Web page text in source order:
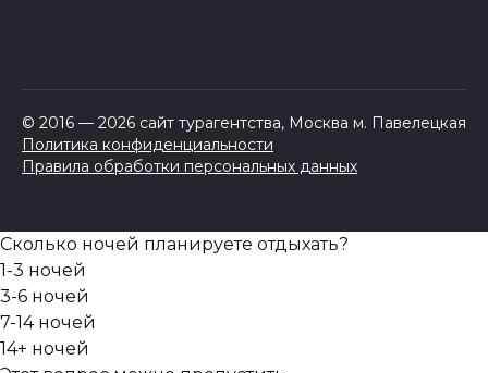
© 2016 — 2026 сайт турагентства, Москва м. Павелецкая
Политика конфиденциальности
Правила обработки персональных данных
Сколько ночей планируете отдыхать?
1-3 ночей
3-6 ночей
7-14 ночей
14+ ночей